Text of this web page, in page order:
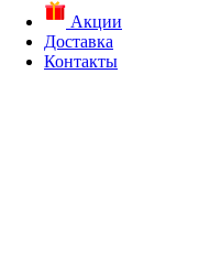
Акции
Доставка
Контакты